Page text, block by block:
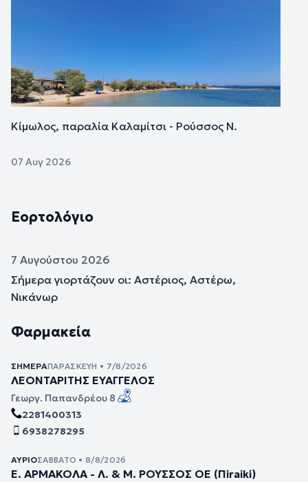
Κίμωλος, παραλία Καλαμίτσι - Ρούσσος Ν.
07 Αυγ 2026
Εορτολόγιο
7 Αυγούστου 2026
Σήμερα γιορτάζουν οι: Αστέριος, Αστέρω,
Νικάνωρ
Φαρμακεία
ΣΉΜΕΡΑΠΑΡΑΣΚΕΥΉ • 7/8/2026
ΛΕΟΝΤΑΡΙΤΗΣ ΕΥΑΓΓΕΛΟΣ
Γεωργ. Παπανδρέου 8
2281400313
6938278295
ΑΎΡΙΟΣΆΒΒΑΤΟ • 8/8/2026
Ε. ΑΡΜΑΚΟΛΑ - Λ. & Μ. ΡΟΥΣΣΟΣ ΟΕ (Πiraiki)